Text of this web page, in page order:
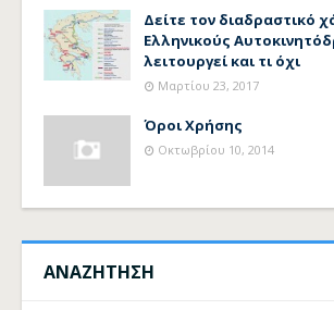
Δείτε τον διαδραστικό
Ελληνικούς
λειτουργεί και τι όχι
Μαρτίου 23, 2017
Όροι Χρήσης
Οκτωβρίου 10, 2014
ΑΝΑΖΗΤΗΣΗ